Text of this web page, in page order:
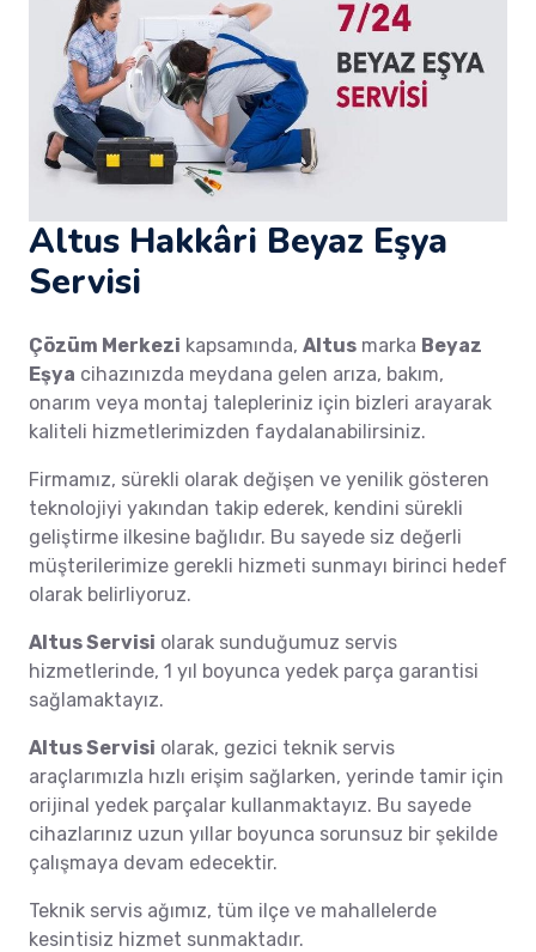
Altus Hakkâri Beyaz Eşya
Servisi
Çözüm Merkezi kapsamında, Altus marka Beyaz
Eşya cihazınızda meydana gelen arıza, bakım,
onarım veya montaj talepleriniz için bizleri arayarak
kaliteli hizmetlerimizden faydalanabilirsiniz.
Firmamız, sürekli olarak değişen ve yenilik gösteren
teknolojiyi yakından takip ederek, kendini sürekli
geliştirme ilkesine bağlıdır. Bu sayede siz değerli
müşterilerimize gerekli hizmeti sunmayı birinci hedef
olarak belirliyoruz.
Altus Servisi olarak sunduğumuz servis
hizmetlerinde, 1 yıl boyunca yedek parça garantisi
sağlamaktayız.
Altus Servisi olarak, gezici teknik servis
araçlarımızla hızlı erişim sağlarken, yerinde tamir için
orijinal yedek parçalar kullanmaktayız. Bu sayede
cihazlarınız uzun yıllar boyunca sorunsuz bir şekilde
çalışmaya devam edecektir.
Teknik servis ağımız, tüm ilçe ve mahallelerde
kesintisiz hizmet sunmaktadır.